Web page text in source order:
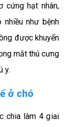
cứng hạt nhân,
như bệnh
được khuyến
mắt thú cưng
y.
ở chó
chia làm 4 giai